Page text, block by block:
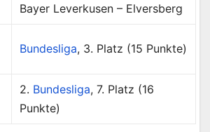
Bayer Leverkusen – Elversberg
Bundesliga, 3. Platz (15 Punkte)
2. Bundesliga, 7. Platz (16
Punkte)